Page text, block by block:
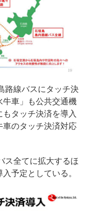
路線バスにタッチ決
車」も公共交通機
タッチ決済を導入
のタッチ決済対応
ス全てに拡大するほ
予定としている。